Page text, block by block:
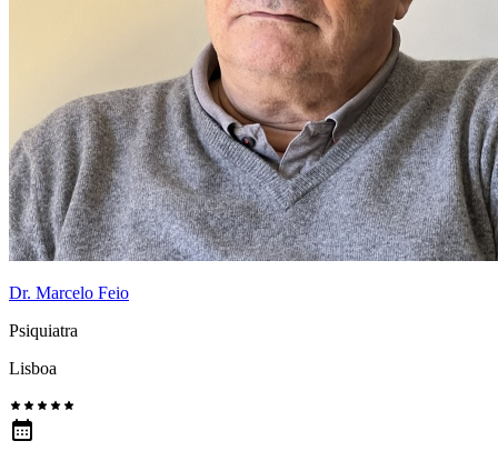
Dr. Marcelo Feio
Psiquiatra
Lisboa